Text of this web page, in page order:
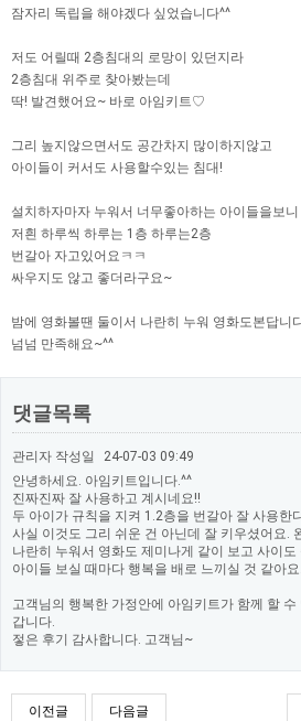
잠자리 독립을 해야겠다 싶었습니다^^
저도 어릴때 2층침대의 로망이 있던지라
2층침대 위주로 찾아봤는데
딱! 발견했어요~ 바로 아임키트♡
그리 높지않으면서도 공간차지 많이하지않고
아이들이 커서도 사용할수있는 침대!
설치하자마자 누워서 너무좋아하는 아이들을보
저흰 하루씩 하루는 1층 하루는2층
번갈아 자고있어요ㅋㅋ
싸우지도 않고 좋더라구요~
밤에 영화볼땐 둘이서 나란히 누워 영화도본답니
넘넘 만족해요~^^
댓글목록
관리자 작성일
24-07-03 09:49
안녕하세요. 아임키트입니다.^^
진짜진짜 잘 사용하고 계시네요!!
두 아이가 규칙을 지켜 1.2층을 번갈아 잘 사용한
사실 이것도 그리 쉬운 건 아닌데 잘 키우셨어요.
나란히 누워서 영화도 제미나게 같이 보고 사이도
아이들 보실 때마다 행복을 배로 느끼실 것 같아요.
고객님의 행복한 가정안에 아임키트가 함께 할
갑니다.
젛은 후기 감사합니다. 고객님~
이전글 다음글